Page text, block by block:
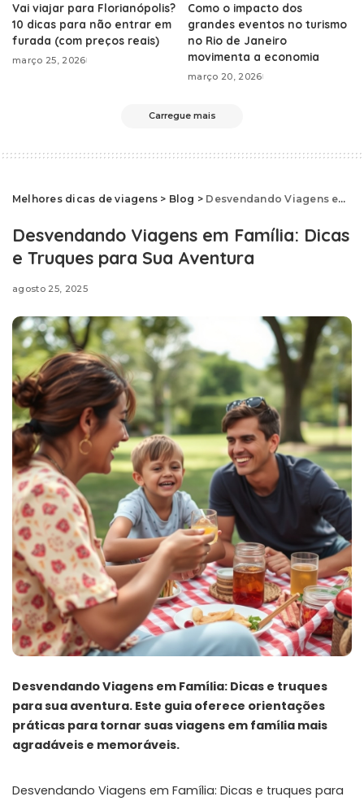
Vai viajar para Florianópolis?
10 dicas para não entrar em
furada (com preços reais)
março 25, 2026
Como o impacto dos
grandes eventos no turismo
no Rio de Janeiro
movimenta a economia
março 20, 2026
Carregue mais
Melhores dicas de viagens > Blog > Desvendando Viagens em Família: Dicas e Truques para Sua Aventura
Desvendando Viagens em Família: Dicas
e Truques para Sua Aventura
agosto 25, 2025
Desvendando Viagens em Família: Dicas e truques
para sua aventura. Este guia oferece orientações
práticas para tornar suas viagens em família mais
agradáveis e memoráveis.
Desvendando Viagens em Família: Dicas e truques para